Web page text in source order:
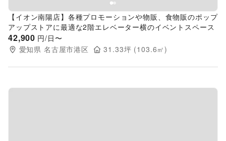
【イオン南陽店】各種プロモーションや物販、食物販のポップ
アップストアに最適な2階エレベーター横のイベントスペース
42,900 円/日〜
愛知県 名古屋市港区 31.33坪 (103.6㎡)